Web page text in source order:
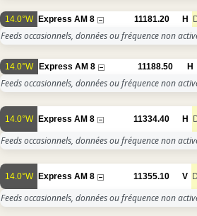
14.0°W Express AM 8 11181.20 H
Feeds occasionnels, données ou fréquence non
14.0°W Express AM 8 11188.50 H
Feeds occasionnels, données ou fréquence non
14.0°W Express AM 8 11334.40 H
Feeds occasionnels, données ou fréquence non
14.0°W Express AM 8 11355.10 V
Feeds occasionnels, données ou fréquence non